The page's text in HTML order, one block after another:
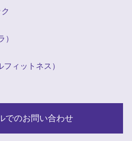
）
ィットネス）
でのお問い合わせ